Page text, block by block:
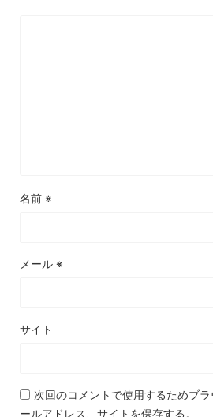
名前 ※
メール ※
サイト
次回のコメントで使用するためブ
ールアドレス、サイトを保存する。